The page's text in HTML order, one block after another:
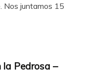
Nos juntamos 15
Pedrosa –